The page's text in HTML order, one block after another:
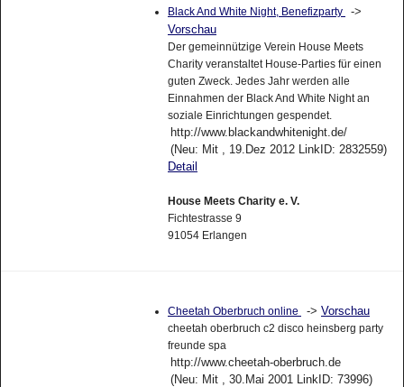
Black And White Night, Benefizparty
->
Vorschau
Der gemeinnützige Verein House Meets
Charity veranstaltet House-Parties für einen
guten Zweck. Jedes Jahr werden alle
Einnahmen der Black And White Night an
soziale Einrichtungen gespendet.
http://www.blackandwhitenight.de/
(Neu: Mit , 19.Dez 2012 LinkID: 2832559)
Detail
House Meets Charity e. V.
Fichtestrasse 9
91054 Erlangen
Cheetah Oberbruch online -> Vorschau
cheetah oberbruch c2 disco heinsberg party
freunde spa
http://www.cheetah-oberbruch.de
(Neu: Mit , 30.Mai 2001 LinkID: 73996)